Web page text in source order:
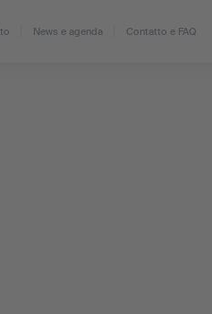
News e agenda Contatto e FAQ